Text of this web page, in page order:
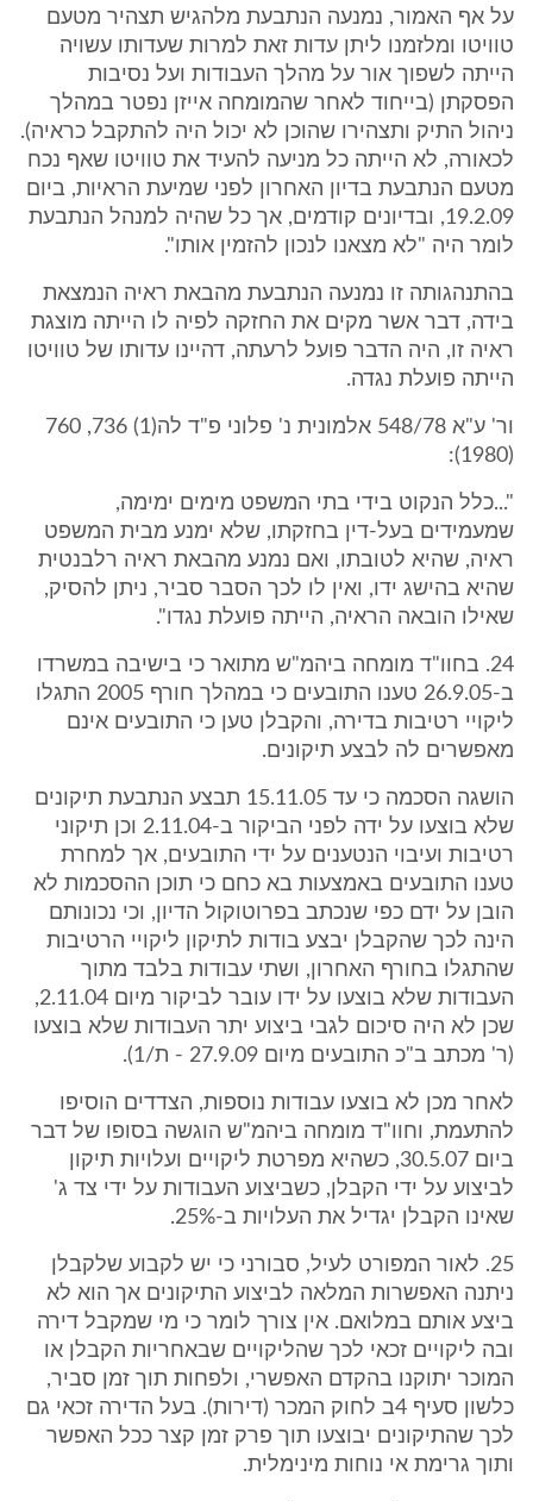
על אף האמור, נמנעה הנתבעת מלהגיש תצהיר מטעם
טוויטו ומלזמנו ליתן עדות זאת למרות שעדותו עשויה
הייתה לשפוך אור על מהלך העבודות ועל נסיבות
הפסקתן (בייחוד לאחר שהמומחה אייזן נפטר במהלך
ניהול התיק ותצהירו שהוכן לא יכול היה להתקבל כראיה).
לכאורה, לא הייתה כל מניעה להעיד את טוויטו שאף נכח
מטעם הנתבעת בדיון האחרון לפני שמיעת הראיות, ביום
19.2.09, ובדיונים קודמים, אך כל שהיה למנהל הנתבעת
לומר היה "לא מצאנו לנכון להזמין אותו".
בהתנהגותה זו נמנעה הנתבעת מהבאת ראיה הנמצאת
בידה, דבר אשר מקים את החזקה לפיה לו הייתה מוצגת
ראיה זו, היה הדבר פועל לרעתה, דהיינו עדותו של טוויטו
הייתה פועלת נגדה.
ור' ע"א 548/78 אלמונית נ' פלוני פ"ד לה(1) 736, 760
(1980):
"...כלל הנקוט בידי בתי המשפט מימים ימימה,
שמעמידים בעל-דין בחזקתו, שלא ימנע מבית המשפט
ראיה, שהיא לטובתו, ואם נמנע מהבאת ראיה רלבנטית
שהיא בהישג ידו, ואין לו לכך הסבר סביר, ניתן להסיק,
שאילו הובאה הראיה, הייתה פועלת נגדו".
24. בחוו"ד מומחה ביהמ"ש מתואר כי בישיבה במשרדו
ב-26.9.05 טענו התובעים כי במהלך חורף 2005 התגלו
ליקויי רטיבות בדירה, והקבלן טען כי התובעים אינם
מאפשרים לה לבצע תיקונים.
הושגה הסכמה כי עד 15.11.05 תבצע הנתבעת תיקונים
שלא בוצעו על ידה לפני הביקור ב-2.11.04 וכן תיקוני
רטיבות ועיבוי הנטענים על ידי התובעים, אך למחרת
טענו התובעים באמצעות בא כחם כי תוכן ההסכמות לא
הובן על ידם כפי שנכתב בפרוטוקול הדיון, וכי נכונותם
הינה לכך שהקבלן יבצע בודות לתיקון ליקויי הרטיבות
שהתגלו בחורף האחרון, ושתי עבודות בלבד מתוך
העבודות שלא בוצעו על ידו עובר לביקור מיום 2.11.04,
שכן לא היה סיכום לגבי ביצוע יתר העבודות שלא בוצעו
(ר' מכתב ב"כ התובעים מיום 27.9.09 - ת/1).
לאחר מכן לא בוצעו עבודות נוספות, הצדדים הוסיפו
להתעמת, וחוו"ד מומחה ביהמ"ש הוגשה בסופו של דבר
ביום 30.5.07, כשהיא מפרטת ליקויים ועלויות תיקון
לביצוע על ידי הקבלן, כשביצוע העבודות על ידי צד ג'
שאינו הקבלן יגדיל את העלויות ב-25%.
25. לאור המפורט לעיל, סבורני כי יש לקבוע שלקבלן
ניתנה האפשרות המלאה לביצוע התיקונים אך הוא לא
ביצע אותם במלואם. אין צורך לומר כי מי שמקבל דירה
ובה ליקויים זכאי לכך שהליקויים שבאחריות הקבלן או
המוכר יתוקנו בהקדם האפשרי, ולפחות תוך זמן סביר,
כלשון סעיף 4ב לחוק המכר (דירות). בעל הדירה זכאי גם
לכך שהתיקונים יבוצעו תוך פרק זמן קצר ככל האפשר
ותוך גרימת אי נוחות מינימלית.